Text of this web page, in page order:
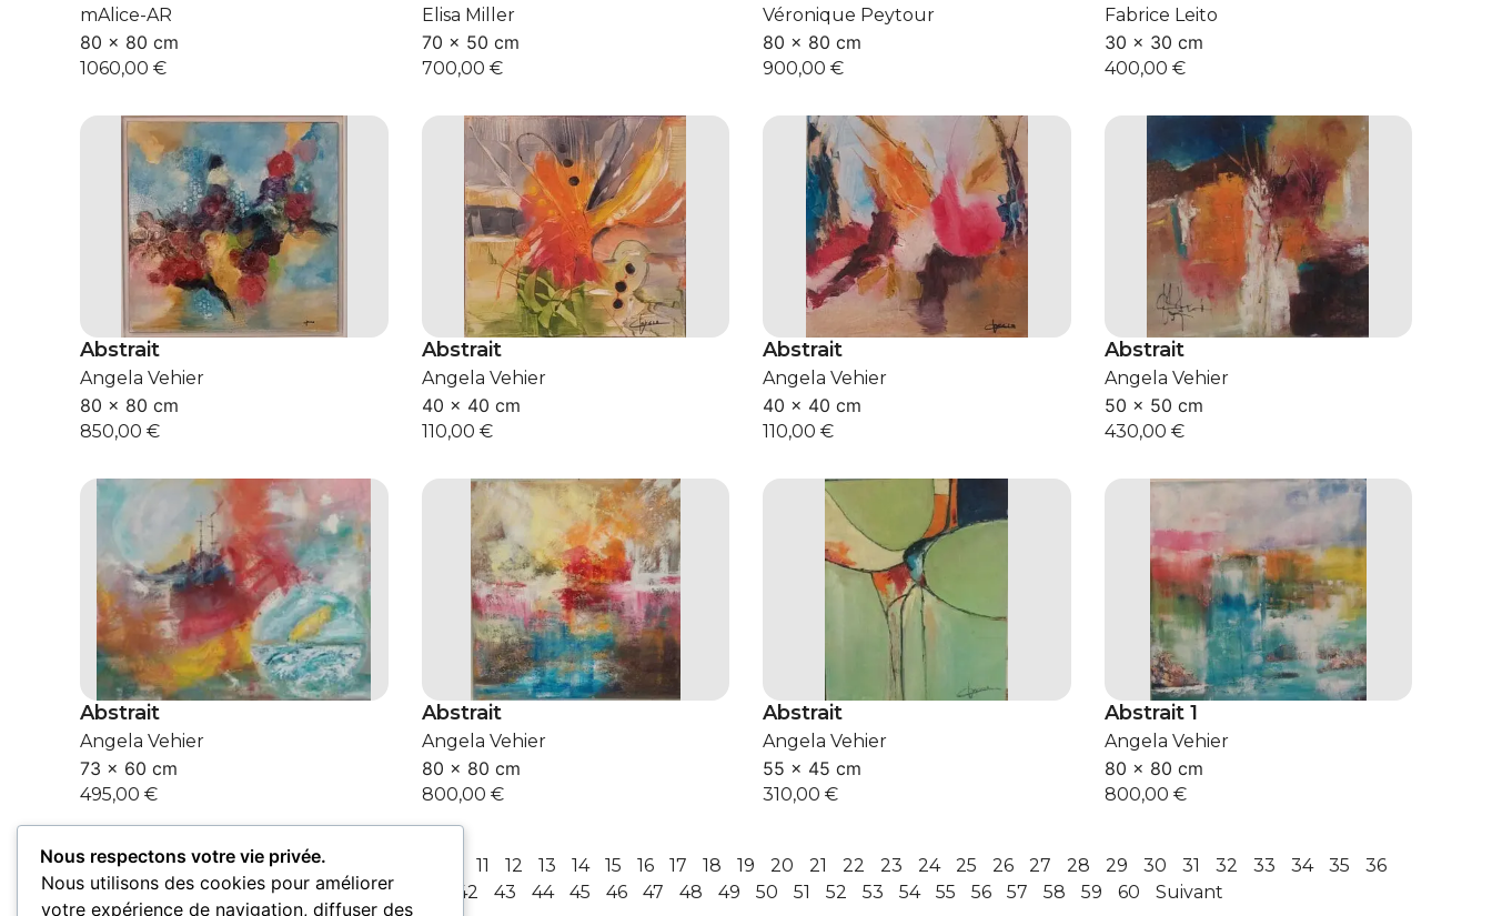
mAlice-AR
80 × 80 cm
1060,00 €
Elisa Miller
70 × 50 cm
700,00 €
Véronique Peytour
80 × 80 cm
900,00 €
Fabrice Leito
30 × 30 cm
400,00 €
Abstrait
Angela Vehier
80 × 80 cm
850,00 €
Abstrait
Angela Vehier
40 × 40 cm
110,00 €
Abstrait
Angela Vehier
40 × 40 cm
110,00 €
Abstrait
Angela Vehier
50 × 50 cm
430,00 €
Abstrait
Angela Vehier
73 × 60 cm
495,00 €
Abstrait
Angela Vehier
80 × 80 cm
800,00 €
Abstrait
Angela Vehier
55 × 45 cm
310,00 €
Abstrait 1
Angela Vehier
80 × 80 cm
800,00 €
Précédent 1 2 3 4 5 11 12 13 14 15 16 17 18 19 20 21 22 23 24 25 26 27 28 29 30 31 32 33 34 35
36
37
38 39 40 42 43 44 45 46 47 48 49 50 51 52 53 54 55 56 57 58 59 60 Suivant
Nous respectons votre vie privée.
Nous utilisons des cookies pour améliorer
votre expérience de navigation, diffuser des